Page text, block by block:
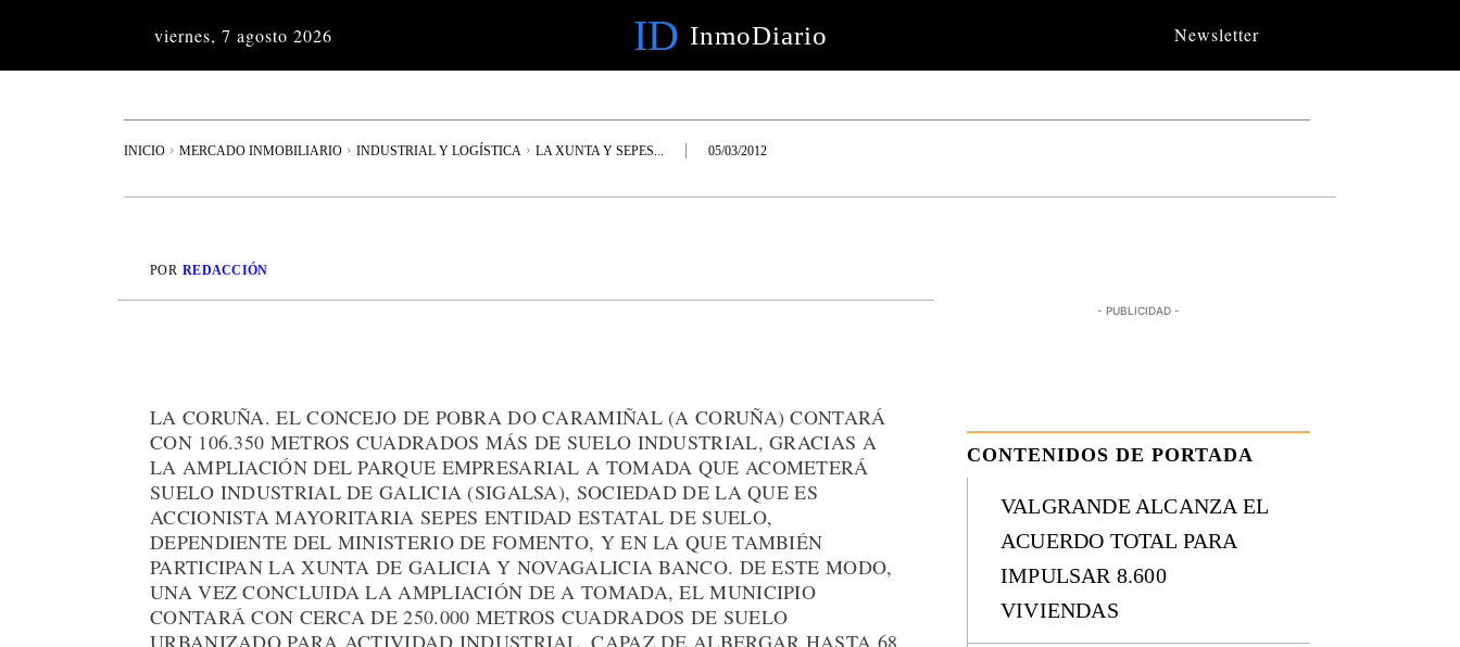
viernes, 7 agosto 2026 ID InmoDiario Newsletter
INICIO MERCADO INMOBILIARIO INDUSTRIAL Y LOGÍSTICA LA XUNTA Y SEPES... 05/03/2012
POR REDACCIÓN
LA CORUÑA. EL CONCEJO DE POBRA DO CARAMIÑAL (A CORUÑA) CONTARÁ
CON 106.350 METROS CUADRADOS MÁS DE SUELO INDUSTRIAL, GRACIAS A
LA AMPLIACIÓN DEL PARQUE EMPRESARIAL A TOMADA QUE ACOMETERÁ
SUELO INDUSTRIAL DE GALICIA (SIGALSA), SOCIEDAD DE LA QUE ES
ACCIONISTA MAYORITARIA SEPES ENTIDAD ESTATAL DE SUELO,
DEPENDIENTE DEL MINISTERIO DE FOMENTO, Y EN LA QUE TAMBIÉN
PARTICIPAN LA XUNTA DE GALICIA Y NOVAGALICIA BANCO. DE ESTE MODO,
UNA VEZ CONCLUIDA LA AMPLIACIÓN DE A TOMADA, EL MUNICIPIO
CONTARÁ CON CERCA DE 250.000 METROS CUADRADOS DE SUELO
- PUBLICIDAD -
CONTENIDOS DE PORTADA
VALGRANDE ALCANZA EL
ACUERDO TOTAL PARA
IMPULSAR 8.600
VIVIENDAS